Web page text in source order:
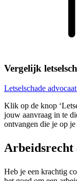
Vergelijk
Letselschade
Klik op de knop
jouw aanvraag in te
ontvangen die je op
Arbeidsrecht
Heb je een krachtig